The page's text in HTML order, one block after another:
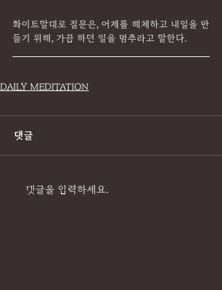
화이트말대로 질문은, 어제를 해체하고 내일을 만
들기 위해, 가끔 하던 일을 멈추라고 말한다.
DAILY MEDITATION
댓글
댓글을 입력하세요.